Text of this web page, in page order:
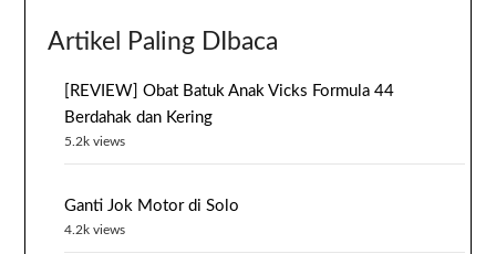
Artikel Paling DIbaca
[REVIEW] Obat Batuk Anak Vicks Formula 44
Berdahak dan Kering
5.2k views
Ganti Jok Motor di Solo
4.2k views